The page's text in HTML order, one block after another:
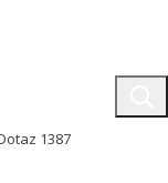
1387